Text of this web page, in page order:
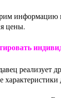
цены.
реализует